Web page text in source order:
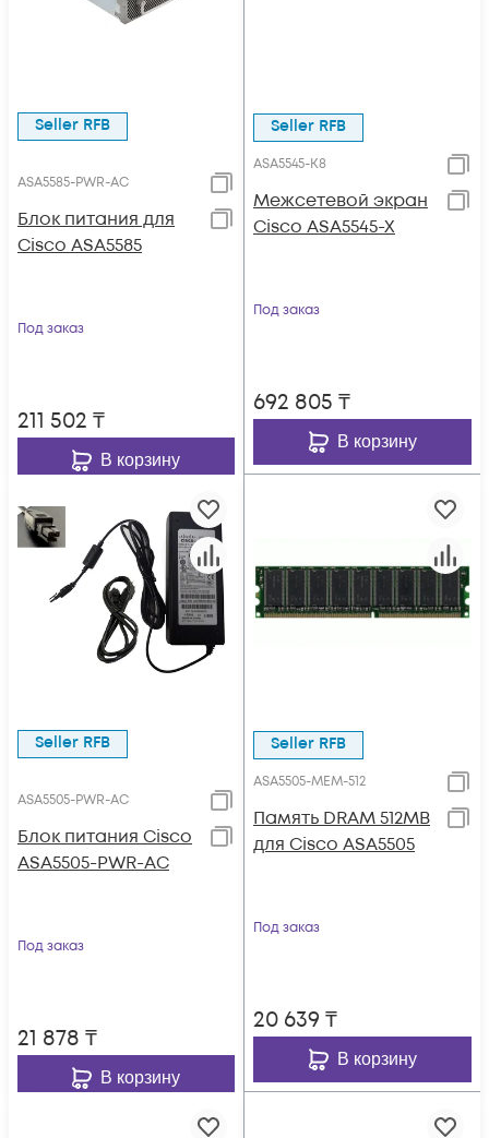
Seller RFB
ASA5585-PWR-AC
Блок питания для
Cisco ASA5585
Под заказ
211 502 ₸
В корзину
Seller RFB
ASA5545-K8
Межсетевой экран
Cisco ASA5545-X
Под заказ
692 805 ₸
В корзину
Seller RFB
ASA5505-PWR-AC
Блок питания Cisco
ASA5505-PWR-AC
Под заказ
21 878 ₸
В корзину
Seller RFB
ASA5505-MEM-512
Память DRAM 512MB
для Cisco ASA5505
Под заказ
20 639 ₸
В корзину